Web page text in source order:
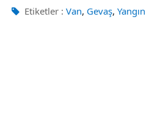
Etiketler : Van, Gevaş, Yangın